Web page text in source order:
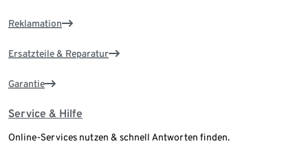
Reklamation
Ersatzteile & Reparatur
Garantie
Service & Hilfe
Online-Services nutzen & schnell Antworten finden.